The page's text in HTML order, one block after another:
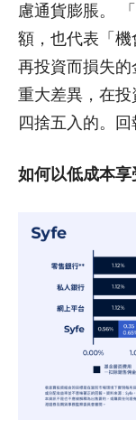
慮通貨膨脹。
額，也代表「
再投資而損失
重大差異，在
四捨五入的。回
如何以低成本